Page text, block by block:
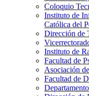
Coloquio
Instituto de
Católica del
Dirección de
Instituto de
Facultad de
Asociación
Facultad de